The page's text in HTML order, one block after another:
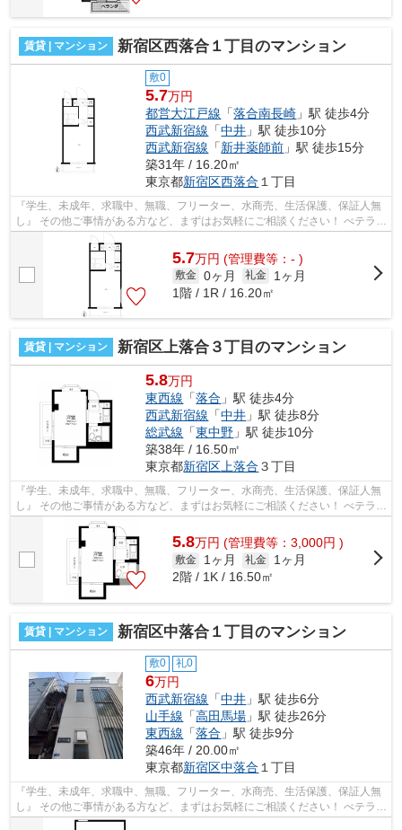
賃貸 | マンション 新宿区西落合１丁目のマンション
敷0
5.7万円
都営大江戸線 「落合南長崎 」駅 徒歩4分
西武新宿線 「中井 」駅 徒歩10分
西武新宿線 「新井薬師前 」駅 徒歩15分
築31年 / 16.20㎡
東京都新宿区西落合 １丁目
『学生、未成年、求職中、無職、フリーター、水商売、生活保護、保証人無
し』 その他ご事情がある方など、まずはお気軽にご相談ください！ べテラン
スタッフが対応致しますのでご希望...
5.7万円 (管理費等：- )
敷金 0ヶ月 礼金
1ヶ月
1階 / 1R / 16.20㎡
賃貸 | マンション 新宿区上落合３丁目のマンション
5.8万円
東西線 「落合 」駅 徒歩4分
西武新宿線 「中井 」駅 徒歩8分
総武線 「東中野 」駅 徒歩10分
築38年 / 16.50㎡
東京都新宿区 上落合 ３丁目
『学生、未成年、求職中、無職、フリーター、水商売、生活保護、保証人無
し』 その他ご事情がある方など、まずはお気軽にご相談ください！ べテラン
スタッフが対応致しますのでご希望...
5.8万円 (管理費等：3,000円 )
敷金 1ヶ月 礼金
1ヶ月
2階 / 1K / 16.50㎡
賃貸 | マンション 新宿区中落合１丁目のマンション
敷0 礼0
6万円
西武新宿線 「中井 」駅 徒歩6分
山手線 「高田馬場 」駅 徒歩26分
東西線 「落合 」駅 徒歩9分
築46年 / 20.00㎡
東京都新宿区中落合 １丁目
『学生、未成年、求職中、無職、フリーター、水商売、生活保護、保証人無
し』 その他ご事情がある方など、まずはお気軽にご相談ください！ べテラン
スタッフが対応致しますのでご希望...